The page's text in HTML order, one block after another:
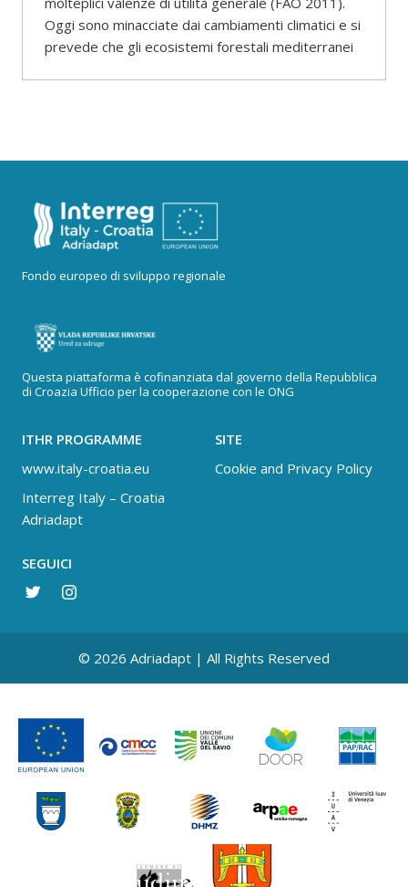
Oggi sono minacciate dai cambiamenti climatici e si
prevede che gli ecosistemi forestali mediterranei
Fondo europeo di sviluppo regionale
Questa piattaforma è cofinanziata dal governo della Repubblica
di Croazia Ufficio per la cooperazione con le ONG
ITHR PROGRAMME
www.italy-croatia.eu
Interreg Italy – Croatia
Adriadapt
SITE
Cookie and Privacy Policy
SEGUICI
© 2026 Adriadapt | All Rights Reserved